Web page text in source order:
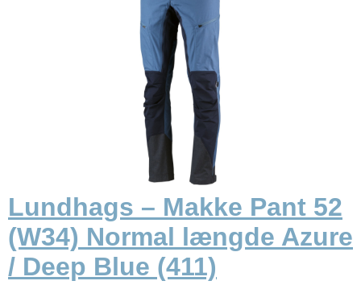
Lundhags – Makke Pant 52
(W34) Normal længde Azure
/ Deep Blue (411)